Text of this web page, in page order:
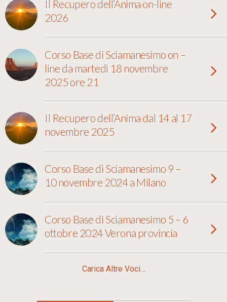
Il Recupero dell’Anima on-line
2026
Corso Base di Sciamanesimo on –
line da martedì 18 novembre
2025 ore 21
Il Recupero dell’Anima dal 14 al 17
novembre 2025
Corso Base di Sciamanesimo 9 –
10 novembre 2024 a Milano
Corso Base di Sciamanesimo 5 – 6
ottobre 2024 Verona provincia
Carica Altre Voci…